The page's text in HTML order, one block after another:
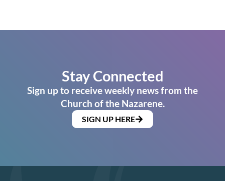
Stay Connected
Sign up to receive weekly news from the
Church of the Nazarene.
SIGN UP HERE